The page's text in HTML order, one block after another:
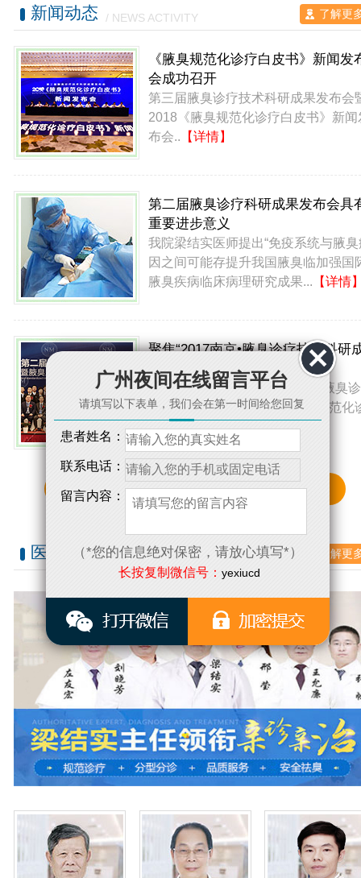
新闻动态 / NEWS ACTIVITY 了解更
《腋臭规范化诊疗白皮书》新闻发
会成功召开
第三届腋臭诊疗技术科研成果发布会
2018《腋臭规范化诊疗白皮书》新闻
布会.. 【详情】
第二届腋臭诊疗科研成果发布会具
重要进步意义
我院梁结实医师提出“免疫系统与腋
因之间可能存提升我国腋臭临加强国
腋臭疾病临床病理研究成果... 【详情
聚焦“2017南京•腋臭诊疗技术科研
果发布会”
2017年9月19日，“2017第二届腋臭诊
疗技术科研成果发布会暨腋臭规范化
疗医联…【详情】
点击了解更多详情
医师团队 / PHYSICIAN TEAM 了解更
广州夜间在线留言平台
请填写以下表单，我们会在第一时间给您回复
患者姓名：
联系电话：
留言内容：
（*您的信息绝对保密，请放心填写*）
长按复制微信号：yexiucd